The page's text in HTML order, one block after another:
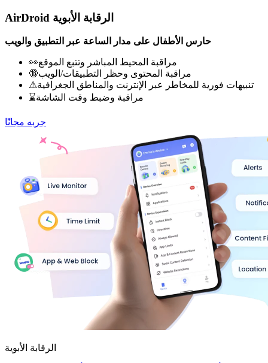
AirDroid الرقابة الأبوية
حارس الأطفال على مدار الساعة عبر التطبيق والويب
👀مراقبة المحيط المباشر وتتبع الموقع
🔞مراقبة المحتوى وحظر التطبيقات/الويب
⚠تنبيهات فورية للمخاطر عبر الإنترنت والمناطق الجغرافية
⌛مراقبة وضبط وقت الشاشة
جربه مجانًا
الرقابة الأبوية